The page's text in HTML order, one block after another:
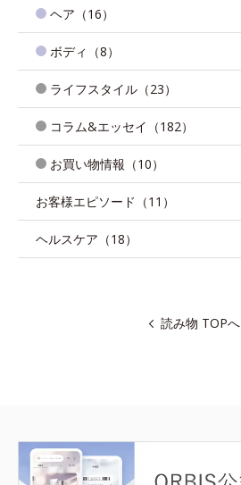
ヘア（16）
ボディ（8）
ライフスタイル（23）
コラム&エッセイ（182）
お買い物情報（10）
お客様エピソード（11）
ヘルスケア（18）
読み物 TOPへ